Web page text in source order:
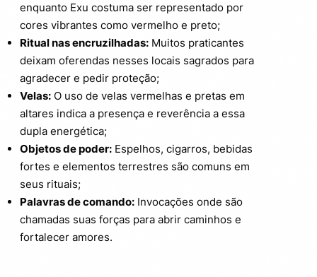
enquanto Exu costuma ser representado por
cores vibrantes como vermelho e preto;
Ritual nas encruzilhadas: Muitos praticantes
deixam oferendas nesses locais sagrados para
agradecer e pedir proteção;
Velas: O uso de velas vermelhas e pretas em
altares indica a presença e reverência a essa
dupla energética;
Objetos de poder: Espelhos, cigarros, bebidas
fortes e elementos terrestres são comuns em
seus rituais;
Palavras de comando: Invocações onde são
chamadas suas forças para abrir caminhos e
fortalecer amores.